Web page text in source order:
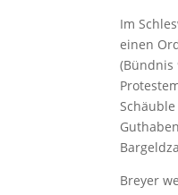
Im
einen
(Bündnis
Breyer